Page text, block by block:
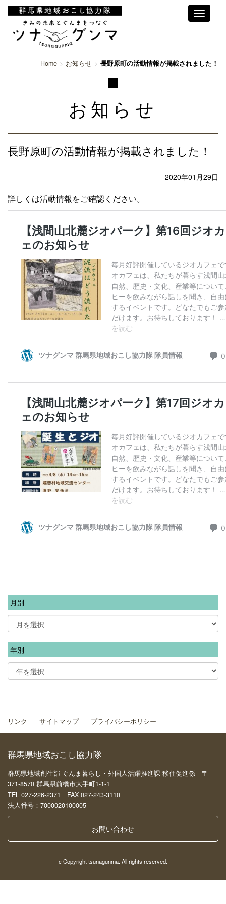
Toggle
Home お知らせ 長野原町の活動情報が掲載されました！
お知らせ
長野原町の活動情報が掲載されました！
2020年01月29日
詳しくは活動情報をご確認ください。
月別
年別
リンク サイトマップ プライバシーポリシー
群馬県地域おこし協力隊
群馬県地域創生部 ぐんま暮らし・外国人活躍推進課 移住促進係 〒
371-8570 群馬県前橋市大手町1-1-1
TEL 027-226-2371 FAX 027-243-3110
法人番号：7000020100005
お問い合わせ
c Copyright tsunagunma. All rights reserved.